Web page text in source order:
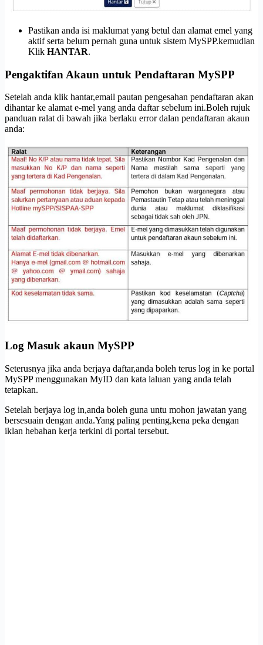
Pastikan anda isi maklumat yang betul dan alamat emel yang
aktif serta belum pernah guna untuk sistem MySPP.kemudian
Klik HANTAR.
Pengaktifan Akaun untuk Pendaftaran MySPP
Setelah anda klik hantar,email pautan pengesahan pendaftaran akan
dihantar ke alamat e-mel yang anda daftar sebelum ini.Boleh rujuk
panduan ralat di bawah jika berlaku error dalan pendaftaran akaun
anda:
Log Masuk akaun MySPP
Seterusnya jika anda berjaya daftar,anda boleh terus log in ke portal
MySPP menggunakan MyID dan kata laluan yang anda telah
tetapkan.
Setelah berjaya log in,anda boleh guna untu mohon jawatan yang
bersesuain dengan anda.Yang paling penting,kena peka dengan
iklan hebahan kerja terkini di portal tersebut.